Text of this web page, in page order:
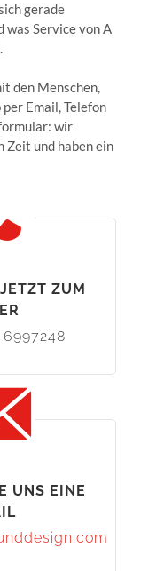
gerade
was Service von A
den Menschen,
Email, Telefon
wir
Zeit und haben ein
ZUM
6997248
UNS EINE